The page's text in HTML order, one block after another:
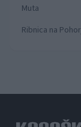
Muta
Ribnica na